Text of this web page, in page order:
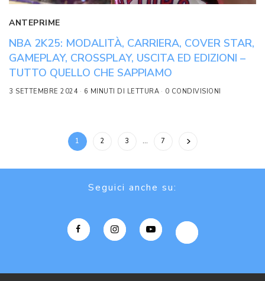
ANTEPRIME
NBA 2K25: MODALITÀ, CARRIERA, COVER STAR,
GAMEPLAY, CROSSPLAY, USCITA ED EDIZIONI –
TUTTO QUELLO CHE SAPPIAMO
3 SETTEMBRE 2024 6 MINUTI DI LETTURA 0 CONDIVISIONI
1 2 3 … 7
Seguici anche su: